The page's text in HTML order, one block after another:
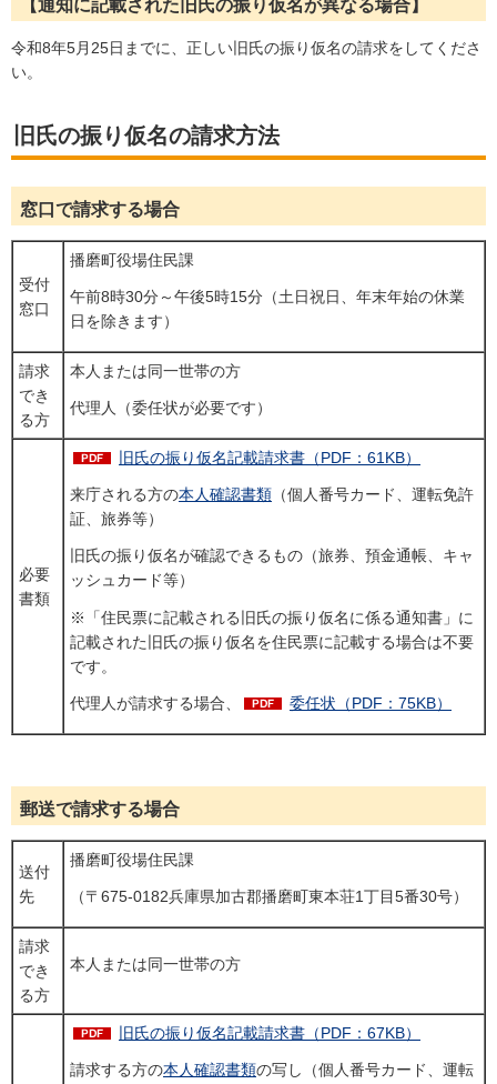
【通知に記載された旧氏の振り仮名が異なる場合】
令和8年5月25日までに、正しい旧氏の振り仮名の請求をしてくださ
い。
旧氏の振り仮名の請求方法
窓口で請求する場合
受付
窓口
播磨町役場住民課
午前8時30分～午後5時15分（土日祝日、年末年始の休業
日を除きます）
請求
でき
る方
本人または同一世帯の方
代理人（委任状が必要です）
必要
書類
旧氏の振り仮名記載請求書（PDF：61KB）
来庁される方の本人確認書類 （個人番号カード、運転免許
証、旅券等）
旧氏の振り仮名が確認できるもの（旅券、預金通帳、キャ
ッシュカード等）
※「住民票に記載される旧氏の振り仮名に係る通知書」に
記載された旧氏の振り仮名を住民票に記載する場合は不要
です。
代理人が請求する場合、 委任状（PDF：75KB）
郵送で請求する場合
送付
先
播磨町役場住民課
（〒675-0182兵庫県加古郡播磨町東本荘1丁目5番30号）
請求
でき
る方
本人または同一世帯の方
旧氏の振り仮名記載請求書（PDF：67KB）
請求する方の本人確認書類の写し（個人番号カード、運転